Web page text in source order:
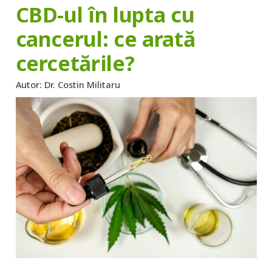
CBD-ul în lupta cu
cancerul: ce arată
cercetările?
Autor: Dr. Costin Militaru